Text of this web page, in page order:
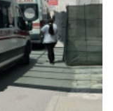
Bedelini Herkes